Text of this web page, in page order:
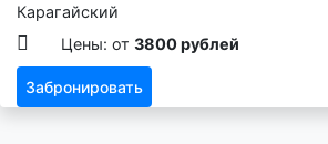
Карагайский
Цены: от 3800 рублей
Забронировать